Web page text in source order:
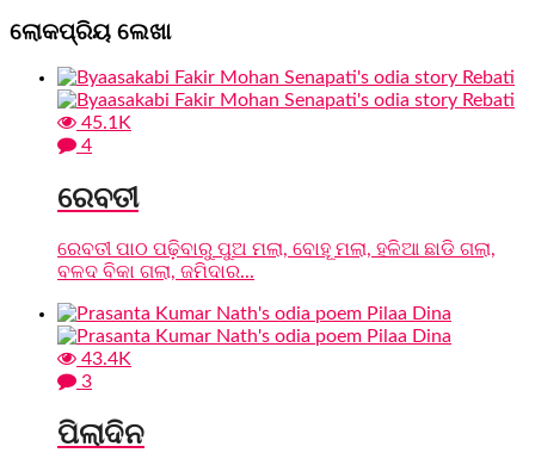
ଲୋକପ୍ରିୟ ଲେଖା
45.1K
4
ରେବତୀ
ରେବତୀ ପାଠ ପଢ଼ିବାରୁ ପୁଅ ମଲା, ବୋହୂ ମଲା, ହଳିଆ ଛାଡି ଗଲା,
ବଳଦ ବିକା ଗଲା, ଜମିଦାର...
43.4K
3
ପିଲାଦିନ